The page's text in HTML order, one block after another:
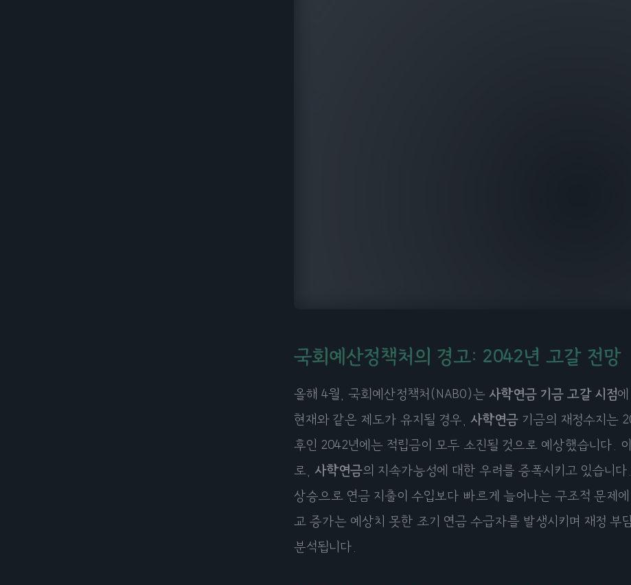
국회예산정책처의 경고: 2042년 고갈 전망
올해 4월, 국회예산정책처(NABO)는 사학연금 기금 고갈 시점
현재와 같은 제도가 유지될 경우, 사학연금 기금의 재정수지는
후인 2042년에는 적립금이 모두 소진될 것으로 예상했습니다.
로, 사학연금의 지속가능성에 대한 우려를 증폭시키고 있습니
상승으로 연금 지출이 수입보다 빠르게 늘어나는 구조적 문제
교 증가는 예상치 못한 조기 연금 수급자를 발생시키며 재정
분석됩니다.